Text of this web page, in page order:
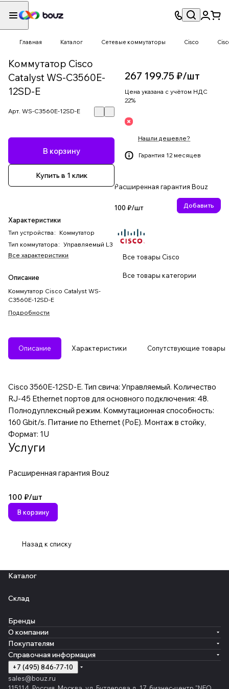
Главная Каталог Сетевые коммутаторы Cisco
Коммутатор Cisco
Catalyst WS-C3560E-
12SD-E
Арт. WS-C3560E-12SD-E
В корзину
Купить в 1 клик
Характеристики
Тип устройства : Коммутатор
Тип коммутатора : Управляемый L3
Все характеристики
Описание
Коммутатор Cisco Catalyst WS-
C3560E-12SD-E
Подробности
267 199.75 ₽/шт
Цена указана с учётом НДС
22%
Нашли дешевле?
Гарантия 12 месяцев
Расширенная гарантия Bouz
100 ₽/шт Добавить
Все товары Cisco
Все товары категории
Описание Характеристики Сопутствующие товары
Cisco 3560E-12SD-E. Тип свича: Управляемый. Количество
RJ-45 Ethernet портов для основного подключения: 48.
Полнодуплексный режим. Коммутационная способность:
160 Gbit/s. Питание по Ethernet (PoE). Монтаж в стойку,
Формат: 1U
Услуги
Расширенная гарантия Bouz
100 ₽/шт
В корзину
Назад к списку
Каталог
Склад
Бренды
О компании
Покупателям
Справочная информация
+7 (495) 846-77-10
sales@bouz.ru